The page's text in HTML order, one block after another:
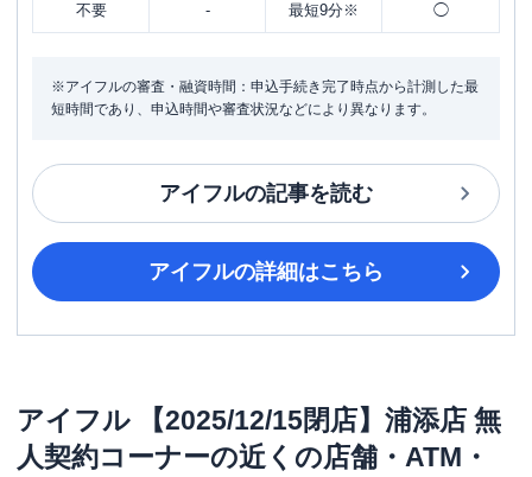
不要 - 最短9分※ ◯
※アイフルの審査・融資時間：申込手続き完了時点から計測した最
短時間であり、申込時間や審査状況などにより異なります。
アイフルの記事を読む
アイフルの詳細はこちら
アイフル
【2025/12/15閉店】浦添店 無
人契約コーナーの近くの店舗・ATM・